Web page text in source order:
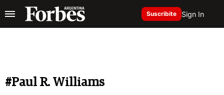
Suscribite Sign In
#Paul R. Williams